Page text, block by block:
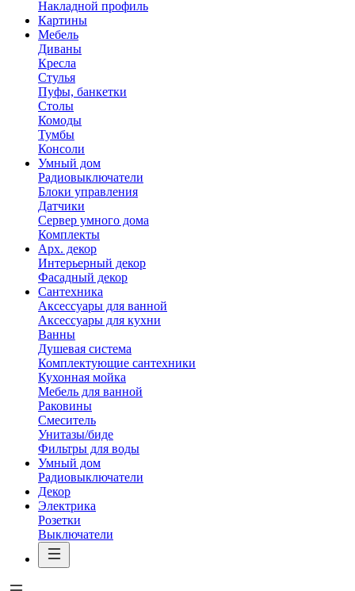
Накладной профиль
Картины
Мебель
Диваны
Кресла
Стулья
Пуфы, банкетки
Столы
Комоды
Тумбы
Консоли
Умный дом
Радиовыключатели
Блоки управления
Датчики
Сервер умного дома
Комплекты
Арх. декор
Интерьерный декор
Фасадный декор
Сантехника
Аксессуары для ванной
Аксессуары для кухни
Ванны
Душевая система
Комплектующие сантехники
Кухонная мойка
Мебель для ванной
Раковины
Смеситель
Унитазы/биде
Фильтры для воды
Умный дом
Радиовыключатели
Декор
Электрика
Розетки
Выключатели